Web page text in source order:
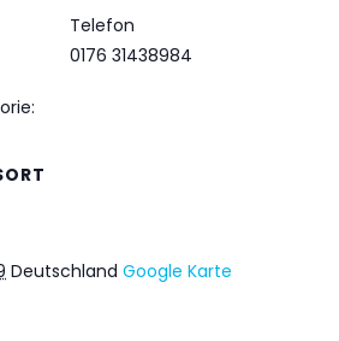
Deutschland Google Karte
Telefon
0176 31438984